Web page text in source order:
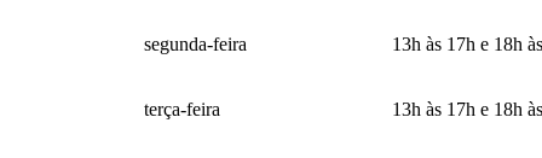
segunda-feira 13h às 17h e 18h
terça-feira 13h às 17h e 18h